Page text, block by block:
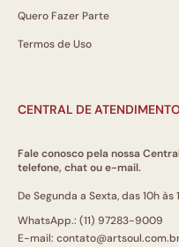
Quero Fazer Parte
Termos de Uso
CENTRAL DE
Fale conosco pela nossa
telefone, chat ou e-mail.
De Segunda a Sexta, das 10h às
WhatsApp.: (11) 97283-9009
E-mail: